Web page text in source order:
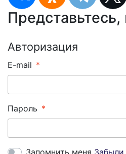
Авторизация
E-mail
Пароль
Запомнить меня Забыли